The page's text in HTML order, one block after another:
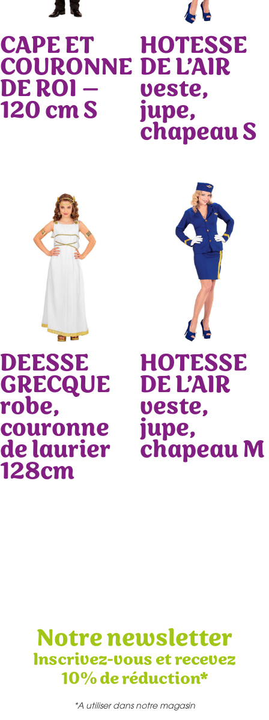
CAPE ET
COURONNE
DE ROI –
120 cm S
HOTESSE
DE L’AIR
veste,
jupe,
chapeau S
DEESSE
GRECQUE
robe,
couronne
de laurier
128cm
HOTESSE
DE L’AIR
veste,
jupe,
chapeau M
Notre newsletter
Inscrivez-vous et recevez
10% de réduction*
*A utiliser dans notre magasin